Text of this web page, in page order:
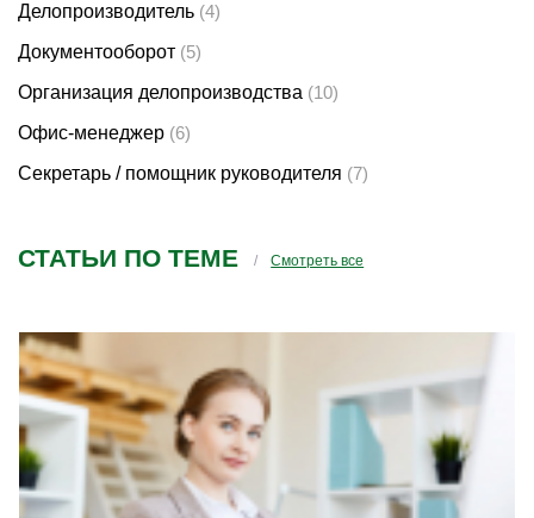
Делопроизводитель (4)
Документооборот (5)
Организация делопроизводства (10)
Офис-менеджер (6)
Секретарь / помощник руководителя (7)
СТАТЬИ ПО ТЕМЕ Смотреть все